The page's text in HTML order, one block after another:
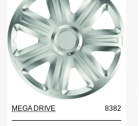
MEGA DRIVE 8382